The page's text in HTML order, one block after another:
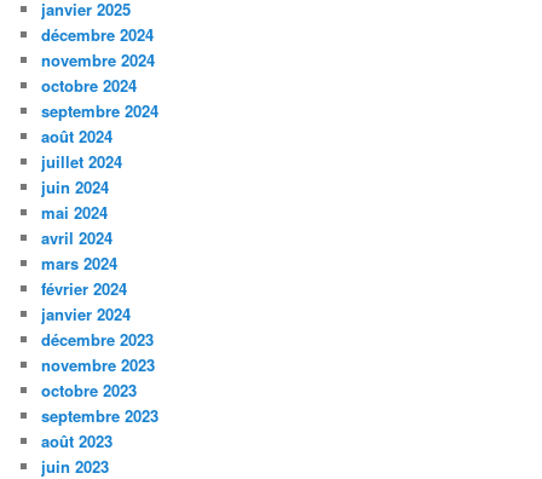
janvier 2025
décembre 2024
novembre 2024
octobre 2024
septembre 2024
août 2024
juillet 2024
juin 2024
mai 2024
avril 2024
mars 2024
février 2024
janvier 2024
décembre 2023
novembre 2023
octobre 2023
septembre 2023
août 2023
juin 2023